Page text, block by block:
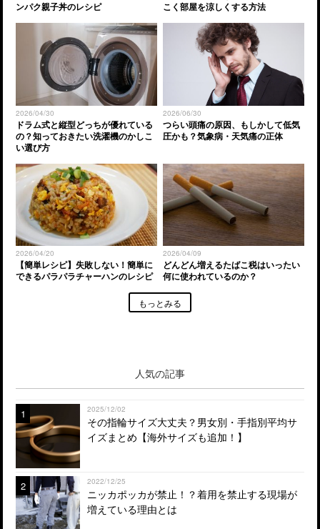
ンパク親子丼のレシピ
こく部屋を涼しくする方法
2026/04/30
ドラム式と縦型どっちが優れている
の？知っておきたい洗濯機のかしこ
い選び方
2026/06/30
つらい頭痛の原因、もしかして低気
圧かも？気象病・天気痛の正体
2026/04/20
【簡単レシピ】失敗しない！簡単に
できるパラパラチャーハンのレシピ
2026/04/09
どんどん増えるたばこ税はいったい
何に使われているのか？
もっとみる
人気の記事
1 2025/12/02
その指輪サイズ大丈夫？男女別・手指別平均サ
イズまとめ【海外サイズも追加！】
2 2022/12/25
ニッカポッカが禁止！？着用を禁止する現場が
増えている理由とは